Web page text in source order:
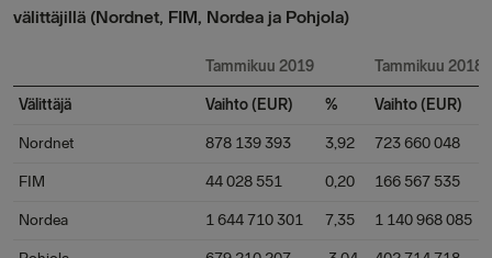
välittäjillä (Nordnet, FIM, Nordea ja Pohjola)
Tammikuu 2019 Tammikuu 2018
Välittäjä Vaihto (EUR) % Vaihto (EUR)
Nordnet 878 139 393 3,92 723 660 048
FIM 44 028 551 0,20 166 567 535
Nordea 1 644 710 301 7,35 1 140 968 085